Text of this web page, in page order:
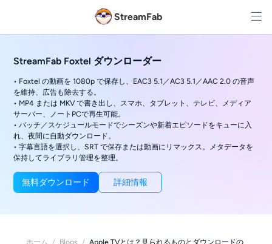
StreamFab
StreamFab Foxtel ダウンローダー
• Foxtel の動画を 1080p で保存し、EAC3 5.1／AC3 5.1／AAC 2.0 の音声
を維持、広告も除去する。
• MP4 または MKV で書き出し、スマホ、タブレット、テレビ、メディア
サーバー、ノートPCで再生可能。
• バッチ／スケジュールモードでシーズンや新着エピソードをキューに入
れ、夜間に自動ダウンロード。
• 字幕言語を選択し、SRT で保存または動画にリマックス。メタデータを
保持してライブラリ管理を整理。
無料ダウンロード 詳細情報
ホーム / Blogs / Apple TVとは？見られるものとダウンロードの